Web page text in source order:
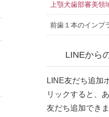
上顎犬歯部審美領
前歯１本のインプ
LINEから
LINE友だち追加
リックすると、
友だち追加でき